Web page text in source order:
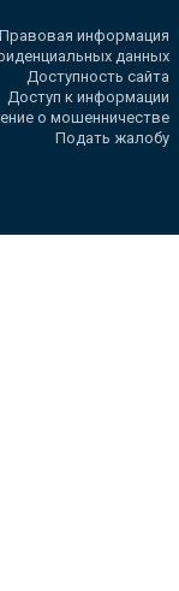
Правовая информация
данных
Доступность сайта
Доступ к информации
о мошенничестве
Подать жалобу